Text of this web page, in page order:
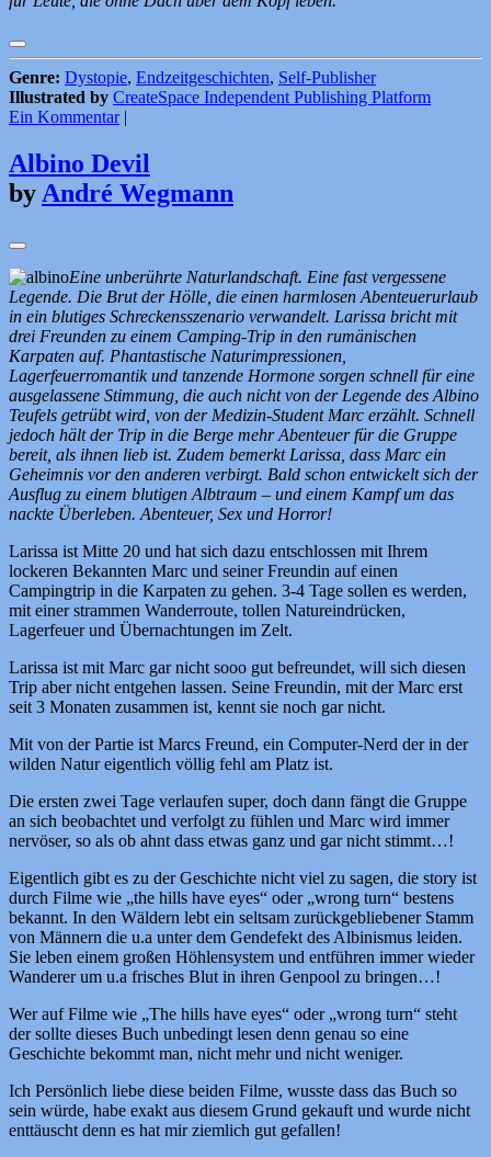
Genre: Dystopie, Endzeitgeschichten, Self-Publisher
Illustrated by CreateSpace Independent Publishing Platform
Ein Kommentar
Albino Devil
byAndré Wegmann
Eine unberührte Naturlandschaft. Eine fast vergessene
Legende. Die Brut der Hölle, die einen harmlosen Abenteuerurlaub
in ein blutiges Schreckensszenario verwandelt. Larissa bricht mit
drei Freunden zu einem Camping-Trip in den rumänischen
Karpaten auf. Phantastische Naturimpressionen,
Lagerfeuerromantik und tanzende Hormone sorgen schnell für eine
ausgelassene Stimmung, die auch nicht von der Legende des Albino
Teufels getrübt wird, von der Medizin-Student Marc erzählt. Schnell
jedoch hält der Trip in die Berge mehr Abenteuer für die Gruppe
bereit, als ihnen lieb ist. Zudem bemerkt Larissa, dass Marc ein
Geheimnis vor den anderen verbirgt. Bald schon entwickelt sich der
Ausflug zu einem blutigen Albtraum – und einem Kampf um das
nackte Überleben. Abenteuer, Sex und Horror!
Larissa ist Mitte 20 und hat sich dazu entschlossen mit Ihrem
lockeren Bekannten Marc und seiner Freundin auf einen
Campingtrip in die Karpaten zu gehen. 3-4 Tage sollen es werden,
mit einer strammen Wanderroute, tollen Natureindrücken,
Lagerfeuer und Übernachtungen im Zelt.
Larissa ist mit Marc gar nicht sooo gut befreundet, will sich diesen
Trip aber nicht entgehen lassen. Seine Freundin, mit der Marc erst
seit 3 Monaten zusammen ist, kennt sie noch gar nicht.
Mit von der Partie ist Marcs Freund, ein Computer-Nerd der in der
wilden Natur eigentlich völlig fehl am Platz ist.
Die ersten zwei Tage verlaufen super, doch dann fängt die Gruppe
an sich beobachtet und verfolgt zu fühlen und Marc wird immer
nervöser, so als ob ahnt dass etwas ganz und gar nicht stimmt…!
Eigentlich gibt es zu der Geschichte nicht viel zu sagen, die story ist
durch Filme wie „the hills have eyes“ oder „wrong turn“ bestens
bekannt. In den Wäldern lebt ein seltsam zurückgebliebener Stamm
von Männern die u.a unter dem Gendefekt des Albinismus leiden.
Sie leben einem großen Höhlensystem und entführen immer wieder
Wanderer um u.a frisches Blut in ihren Genpool zu bringen…!
Wer auf Filme wie „The hills have eyes“ oder „wrong turn“ steht
der sollte dieses Buch unbedingt lesen denn genau so eine
Geschichte bekommt man, nicht mehr und nicht weniger.
Ich Persönlich liebe diese beiden Filme, wusste dass das Buch so
sein würde, habe exakt aus diesem Grund gekauft und wurde nicht
enttäuscht denn es hat mir ziemlich gut gefallen!